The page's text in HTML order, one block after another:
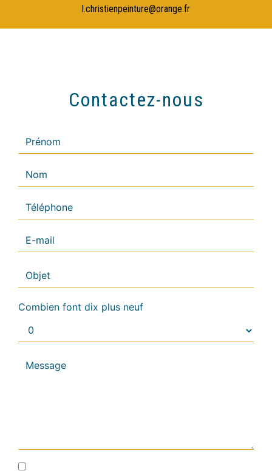
l.christienpeinture@orange.fr
Contactez-nous
Combien font dix plus neuf